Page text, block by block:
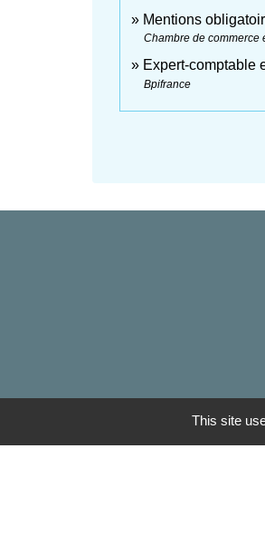
Mentions
Chambre de commerce
Expert-comptable
Bpifrance
This site